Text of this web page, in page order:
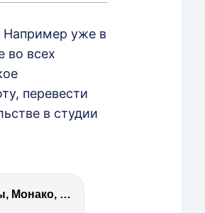
Например уже в
во всех
перевести
в студии
Виктория Боня – Эверест, P.Diddy, Ozempic, мужчины, хейт, 5G, войны, Монако, ДОМ-2, Трамп, Собчак